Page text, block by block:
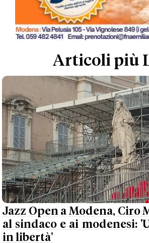
Articoli più
Jazz Open a Modena, Ciro
al sindaco e ai modenesi:
in libertà'